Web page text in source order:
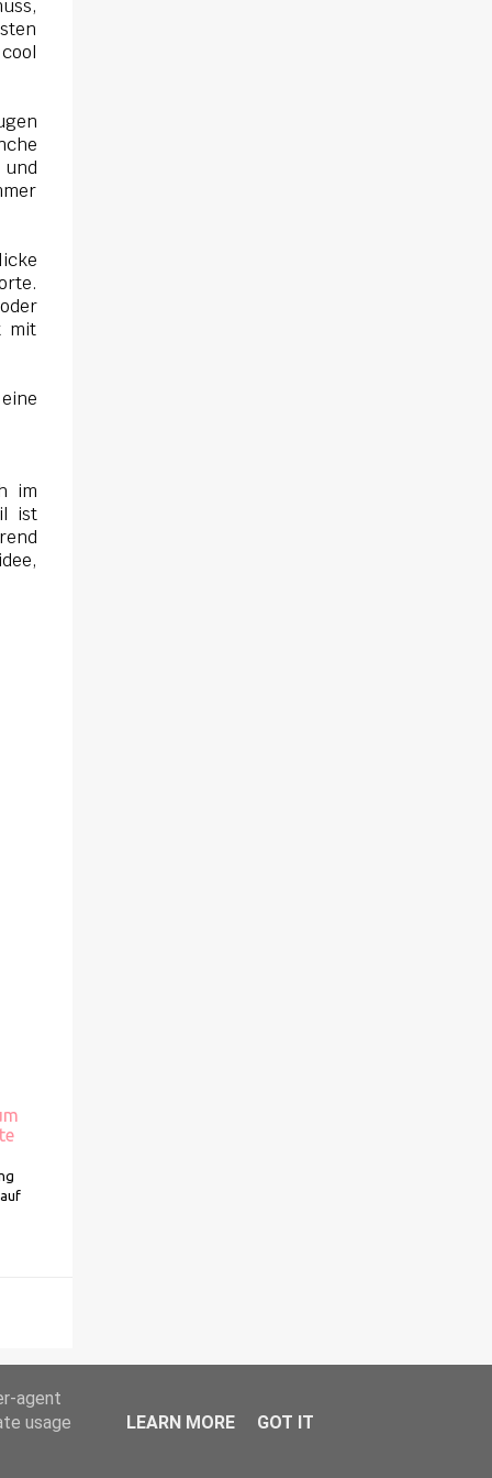
mit
im
ist
agent
usage
LEARN MORE GOT IT